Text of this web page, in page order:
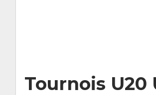
Tournois U20